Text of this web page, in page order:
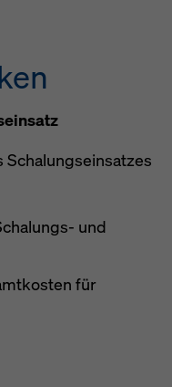
und
für